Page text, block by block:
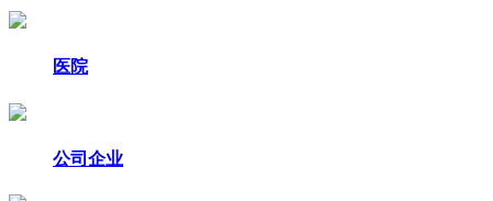
医院
公司企业